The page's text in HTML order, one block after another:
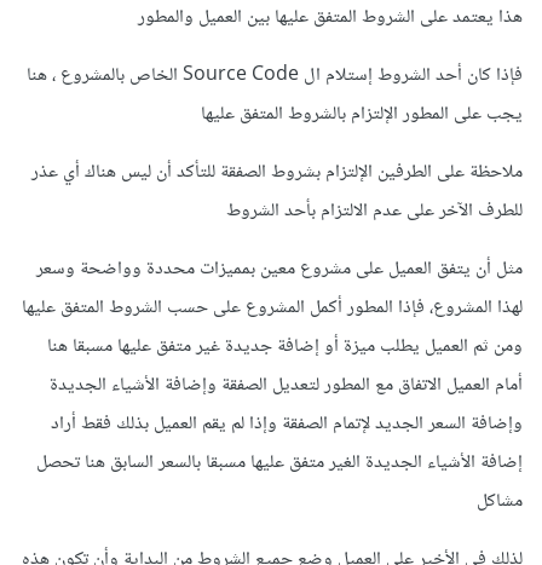
هذا يعتمد على الشروط المتفق عليها بين العميل والمطور
فإذا كان أحد الشروط إستلام ال Source Code الخاص بالمشروع ، هنا
يجب على المطور الإلتزام بالشروط المتفق عليها
ملاحظة على الطرفين الإلتزام بشروط الصفقة للتأكد أن ليس هناك أي عذر
للطرف الآخر على عدم الالتزام بأحد الشروط
مثل أن يتفق العميل على مشروع معين بمميزات محددة وواضحة وسعر
لهذا المشروع، فإذا المطور أكمل المشروع على حسب الشروط المتفق عليها
ومن ثم العميل يطلب ميزة أو إضافة جديدة غير متفق عليها مسبقا هنا
أمام العميل الاتفاق مع المطور لتعديل الصفقة وإضافة الأشياء الجديدة
وإضافة السعر الجديد لإتمام الصفقة وإذا لم يقم العميل بذلك فقط أراد
إضافة الأشياء الجديدة الغير متفق عليها مسبقا بالسعر السابق هنا تحصل
مشاكل